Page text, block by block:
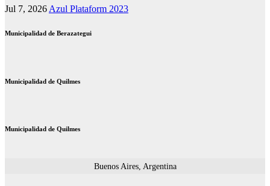
Jul 7, 2026 Azul Plataform 2023
Municipalidad de Berazategui
Municipalidad de Quilmes
Municipalidad de Quilmes
Buenos Aires, Argentina